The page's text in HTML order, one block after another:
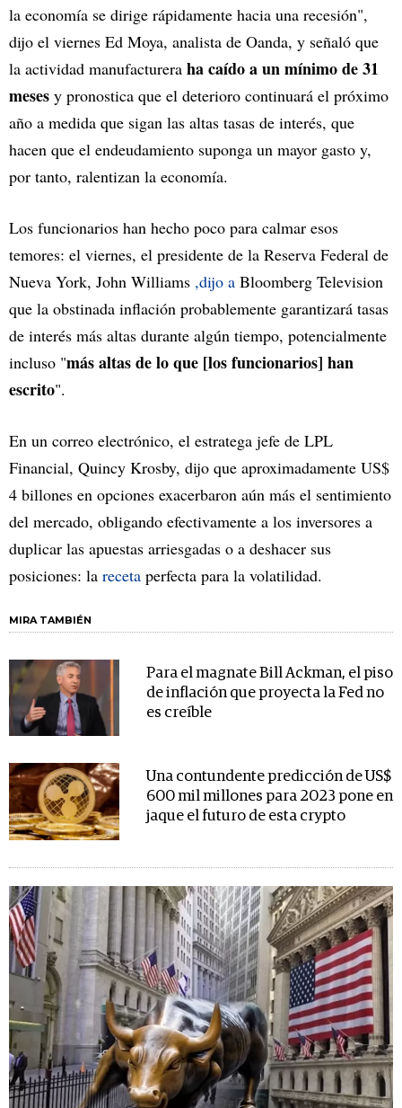
la economía se dirige rápidamente hacia una recesión",
dijo el viernes Ed Moya, analista de Oanda, y señaló que
la actividad manufacturera ha caído a un mínimo de 31
meses y pronostica que el deterioro continuará el próximo
año a medida que sigan las altas tasas de interés, que
hacen que el endeudamiento suponga un mayor gasto y,
por tanto, ralentizan la economía.
Los funcionarios han hecho poco para calmar esos
temores: el viernes, el presidente de la Reserva Federal de
Nueva York, John Williams ,dijo a Bloomberg Television
que la obstinada inflación probablemente garantizará tasas
de interés más altas durante algún tiempo, potencialmente
incluso "más altas de lo que [los funcionarios] han
escrito".
En un correo electrónico, el estratega jefe de LPL
Financial, Quincy Krosby, dijo que aproximadamente US$
4 billones en opciones exacerbaron aún más el sentimiento
del mercado, obligando efectivamente a los inversores a
duplicar las apuestas arriesgadas o a deshacer sus
posiciones: la receta perfecta para la volatilidad.
MIRA TAMBIÉN
Para el magnate Bill Ackman, el piso
de inflación que proyecta la Fed no
es creíble
Una contundente predicción de US$
600 mil millones para 2023 pone en
jaque el futuro de esta crypto